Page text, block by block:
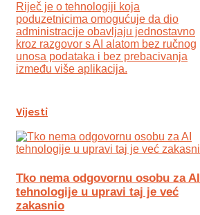
Riječ je o tehnologiji koja
poduzetnicima omogućuje da dio
administracije obavljaju jednostavno
kroz razgovor s AI alatom bez ručnog
unosa podataka i bez prebacivanja
između više aplikacija.
Vijesti
Tko nema odgovornu osobu za AI
tehnologije u upravi taj je već
zakasnio